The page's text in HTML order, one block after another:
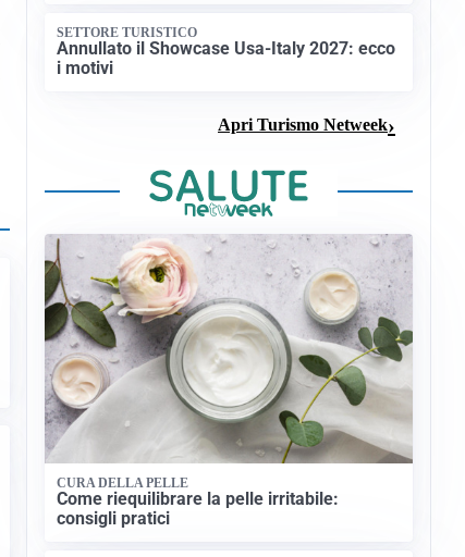
SETTORE TURISTICO
Annullato il Showcase Usa-Italy 2027: ecco
i motivi
Apri Turismo Netweek
CURA DELLA PELLE
Come riequilibrare la pelle irritabile:
consigli pratici